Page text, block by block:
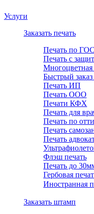
Услуги
Заказать печать
Печать по
Печать с
Многоцветная
Быстрый заказ
Печать ИП
Печать ООО
Печати КФХ
Печать для
Печать по
Печать
Печать
Флэш печать
Печать до
Гербовая
Иностранная
Заказать штамп